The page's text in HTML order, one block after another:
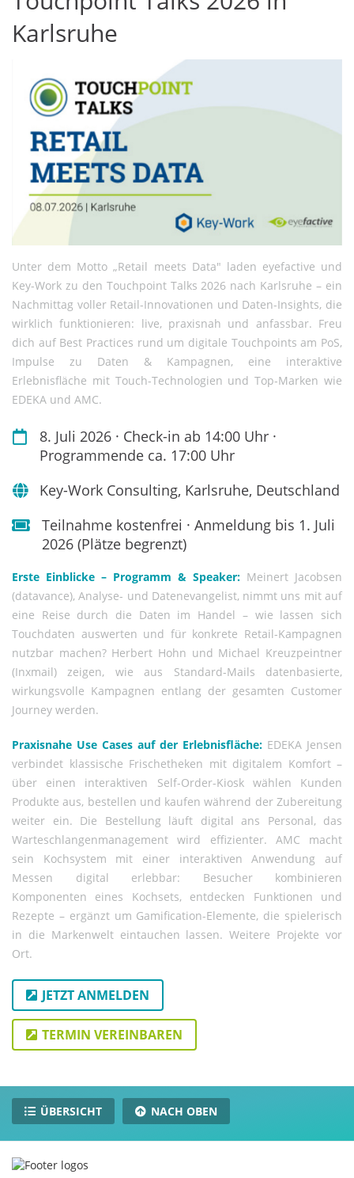
Karlsruhe
Unter dem Motto „Retail meets Data" laden eyefactive und
Key-Work zu den Touchpoint Talks 2026 nach Karlsruhe – ein
Nachmittag voller Retail-Innovationen und Daten-Insights, die
wirklich funktionieren: live, praxisnah und anfassbar. Freu
dich auf Best Practices rund um digitale Touchpoints am PoS,
Impulse zu Daten & Kampagnen, eine interaktive
Erlebnisfläche mit Touch-Technologien und Top-Marken wie
EDEKA und AMC.
8. Juli 2026 · Check-in ab 14:00 Uhr ·
Programmende ca. 17:00 Uhr
Key-Work Consulting, Karlsruhe, Deutschland
Teilnahme kostenfrei · Anmeldung bis 1. Juli
2026 (Plätze begrenzt)
Erste Einblicke – Programm & Speaker: Meinert Jacobsen
(datavance), Analyse- und Datenevangelist, nimmt uns mit auf
eine Reise durch die Daten im Handel – wie lassen sich
Touchdaten auswerten und für konkrete Retail-Kampagnen
nutzbar machen? Herbert Hohn und Michael Kreuzpeintner
(Inxmail) zeigen, wie aus Standard-Mails datenbasierte,
wirkungsvolle Kampagnen entlang der gesamten Customer
Journey werden.
Praxisnahe Use Cases auf der Erlebnisfläche: EDEKA Jensen
verbindet klassische Frischetheken mit digitalem Komfort –
über einen interaktiven Self-Order-Kiosk wählen Kunden
Produkte aus, bestellen und kaufen während der Zubereitung
weiter ein. Die Bestellung läuft digital ans Personal, das
Warteschlangenmanagement wird effizienter. AMC macht
sein Kochsystem mit einer interaktiven Anwendung auf
Messen digital erlebbar: Besucher kombinieren
Komponenten eines Kochsets, entdecken Funktionen und
Rezepte – ergänzt um Gamification-Elemente, die spielerisch
in die Markenwelt eintauchen lassen. Weitere Projekte vor
Ort.
JETZT ANMELDEN
TERMIN VEREINBAREN
ÜBERSICHT NACH OBEN